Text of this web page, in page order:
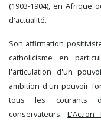
(1903-1904), en Afrique
d'actualité.
Son affirmation
catholicisme en
l'articulation d'un
ambition d'un pouvoir
tous les courants
conservateurs.L'Action